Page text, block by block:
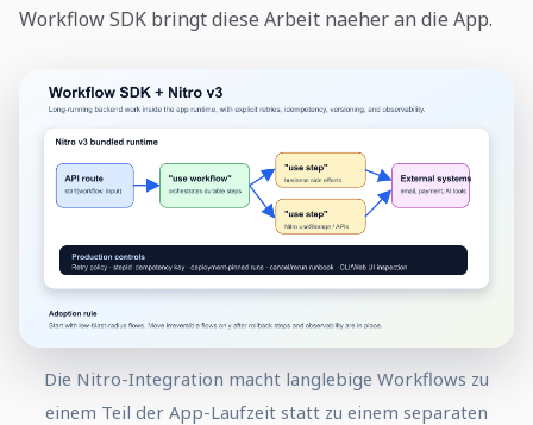
Workflow SDK bringt diese Arbeit naeher an die App.
Die Nitro-Integration macht langlebige Workflows zu
einem Teil der App-Laufzeit statt zu einem separaten